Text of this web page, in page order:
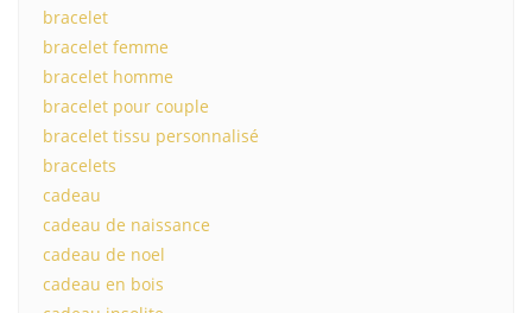
bracelet
bracelet femme
bracelet homme
bracelet pour couple
bracelet tissu personnalisé
bracelets
cadeau
cadeau de naissance
cadeau de noel
cadeau en bois